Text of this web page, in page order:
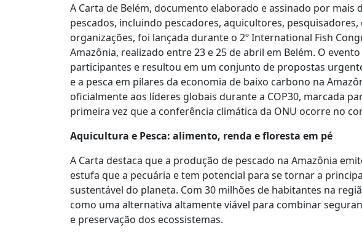
A Carta de Belém, documento elaborado e assinado por mais
pescados, incluindo pescadores, aquicultores,
organizações, foi lançada durante o 2º International Fish
Amazônia, realizado entre 23 e 25 de abril em Belém. O
participantes e resultou em um conjunto de propostas
e a pesca em pilares da economia de baixo carbono na
oficialmente aos líderes globais durante a COP30, marcada
primeira vez que a conferência climática da ONU ocorre no
Aquicultura e Pesca: alimento, renda e floresta em pé
A Carta destaca que a produção de pescado na Amazônia
estufa que a pecuária e tem potencial para se tornar a
sustentável do planeta. Com 30 milhões de habitantes na
como uma alternativa altamente viável para combinar
e preservação dos ecossistemas.